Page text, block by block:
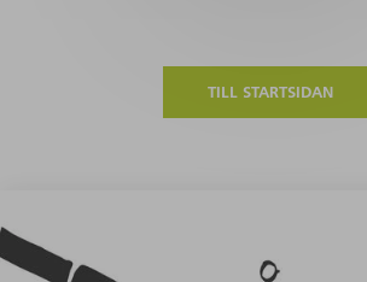
TILL STARTSIDAN